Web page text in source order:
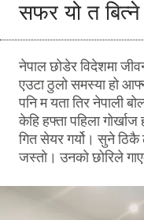
सफर यो त
नेपाल छोडेर विदेशमा
एउटा ठुलो समस्या हो
पनि म यता तिर नेपाली
केहि हफ्ता पहिला गोर्खाज
गित सेयर गर्यो। सुने
जस्तो। उनको छोरिले